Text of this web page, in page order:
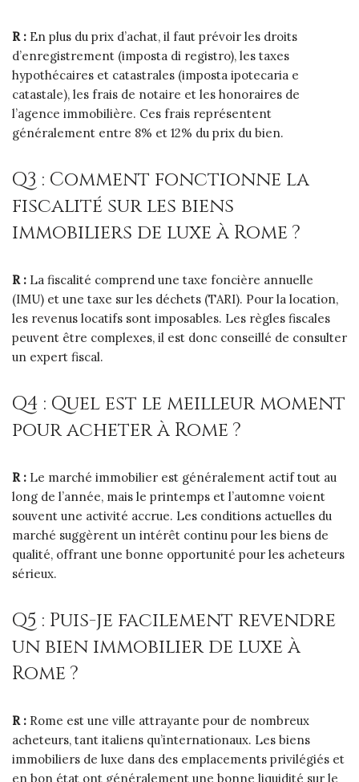
R : En plus du prix d’achat, il faut prévoir les droits
d’enregistrement (imposta di registro), les taxes
hypothécaires et catastrales (imposta ipotecaria e
catastale), les frais de notaire et les honoraires de
l’agence immobilière. Ces frais représentent
généralement entre 8% et 12% du prix du bien.
Q3 : Comment fonctionne la
fiscalité sur les biens
immobiliers de luxe à Rome ?
R : La fiscalité comprend une taxe foncière annuelle
(IMU) et une taxe sur les déchets (TARI). Pour la location,
les revenus locatifs sont imposables. Les règles fiscales
peuvent être complexes, il est donc conseillé de consulter
un expert fiscal.
Q4 : Quel est le meilleur moment
pour acheter à Rome ?
R : Le marché immobilier est généralement actif tout au
long de l’année, mais le printemps et l’automne voient
souvent une activité accrue. Les conditions actuelles du
marché suggèrent un intérêt continu pour les biens de
qualité, offrant une bonne opportunité pour les acheteurs
sérieux.
Q5 : Puis-je facilement revendre
un bien immobilier de luxe à
Rome ?
R : Rome est une ville attrayante pour de nombreux
acheteurs, tant italiens qu’internationaux. Les biens
immobiliers de luxe dans des emplacements privilégiés et
en bon état ont généralement une bonne liquidité sur le